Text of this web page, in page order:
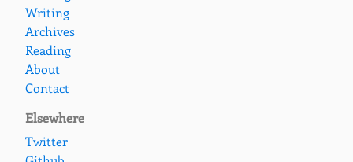
Writing
Archives
Reading
About
Contact
Elsewhere
Twitter